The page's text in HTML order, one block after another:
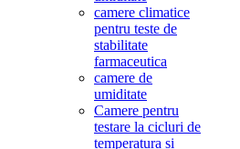
camere climatice
pentru teste de
stabilitate
farmaceutica
camere de
umiditate
Camere pentru
testare la cicluri de
temperatura si